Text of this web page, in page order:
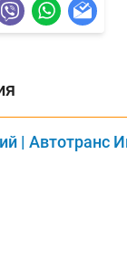
| Автотранс